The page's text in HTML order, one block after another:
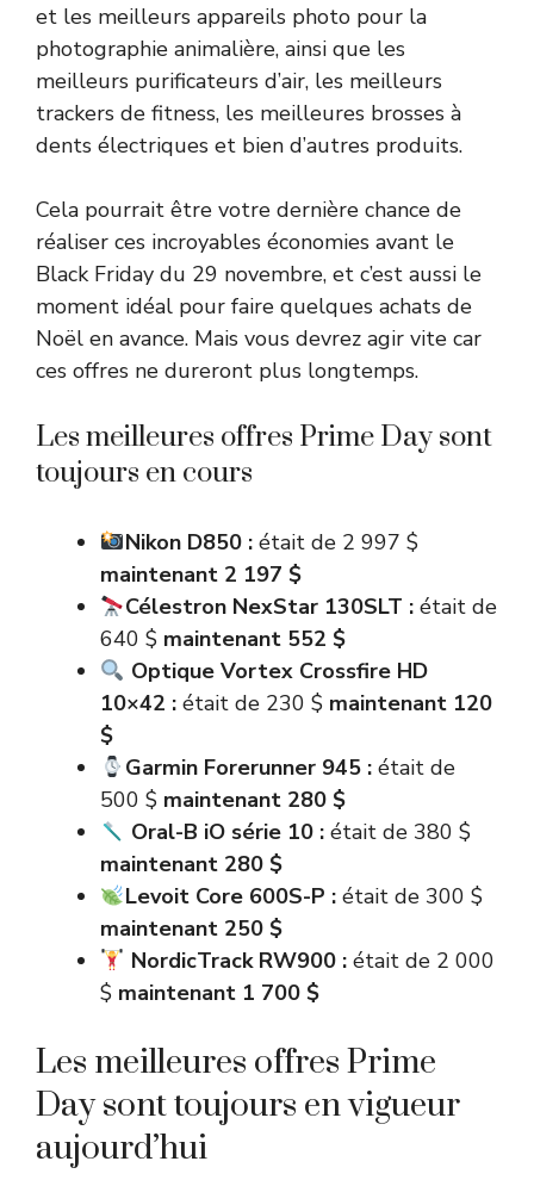
et les meilleurs appareils photo pour la
photographie animalière, ainsi que les
meilleurs purificateurs d’air, les meilleurs
trackers de fitness, les meilleures brosses à
dents électriques et bien d’autres produits.
Cela pourrait être votre dernière chance de
réaliser ces incroyables économies avant le
Black Friday du 29 novembre, et c’est aussi le
moment idéal pour faire quelques achats de
Noël en avance. Mais vous devrez agir vite car
ces offres ne dureront plus longtemps.
Les meilleures offres Prime Day sont
toujours en cours
Nikon D850 : était de 2 997 $
maintenant 2 197 $
Célestron NexStar 130SLT : était de
640 $ maintenant 552 $
Optique Vortex Crossfire HD
10×42 : était de 230 $ maintenant 120
$
Garmin Forerunner 945 : était de
500 $ maintenant 280 $
Oral-B iO série 10 : était de 380 $
maintenant 280 $
Levoit Core 600S-P : était de 300 $
maintenant 250 $
NordicTrack RW900 : était de 2 000
$ maintenant 1 700 $
Les meilleures offres Prime
Day sont toujours en vigueur
aujourd’hui